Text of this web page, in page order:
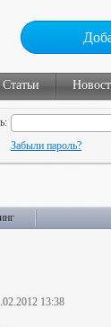
Статьи
Забыли пароль?
13:38